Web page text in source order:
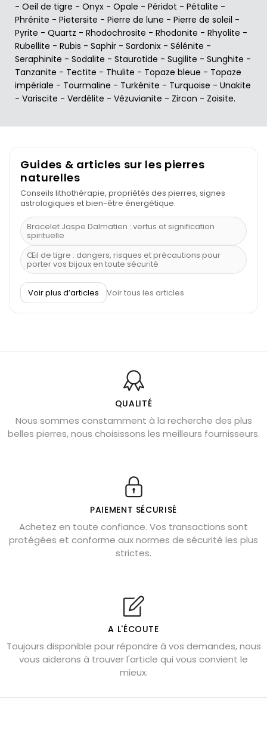
- Oeil de tigre - Onyx - Opale - Péridot - Pétalite -
Phrénite - Pietersite - Pierre de lune - Pierre de soleil -
Pyrite - Quartz - Rhodochrosite - Rhodonite - Rhyolite -
Rubellite - Rubis - Saphir - Sardonix - Sélénite -
Seraphinite - Sodalite - Staurotide - Sugilite - Sunghite -
Tanzanite - Tectite - Thulite - Topaze bleue - Topaze
impériale - Tourmaline - Turkénite - Turquoise - Unakite
- Variscite - Verdélite - Vézuvianite - Zircon - Zoisite.
Guides & articles sur les pierres
naturelles
Conseils lithothérapie, propriétés des pierres, signes
astrologiques et bien-être énergétique.
Bracelet Jaspe Dalmatien : vertus et signification
spirituelle
Œil de tigre : dangers, risques et précautions pour
porter vos bijoux en toute sécurité
À quel poignet porter un bracelet de pierre
Découvrez le scorpion et ses pierres
Bienfaits de la sélénite – pierre des anges
L’améthyste est-elle faite pour moi ?
Chrysocolle : pierre apaisante
Obsidienne dorée : vertus et signification
Véritable citrine naturelle non chauffée
Où placer la citrine dans la maison
Cornaline : propriétés magiques
Capricorne : quelles pierres choisir
Shungite : purification et protection
Bagues en labradorite argent 925
Lapis lazuli : propriétés et précautions
Citrine : propriétés magiques
Aigue-marine : propriétés et couleurs
Voir plus d’articles Voir tous les articles
QUALITÉ
Nous sommes constamment à la recherche des plus
belles pierres, nous choisissons les meilleurs fournisseurs.
PAIEMENT SÉCURISÉ
Achetez en toute confiance. Vos transactions sont
protégées et conforme aux normes de sécurité les plus
strictes.
A L'ÉCOUTE
Toujours disponible pour répondre à vos demandes, nous
vous aiderons à trouver l'article qui vous convient le
mieux.